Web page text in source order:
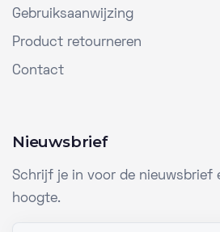
Gebruiksaanwijzing
Product retourneren
Contact
Nieuwsbrief
Schrijf je in voor de nieuwsbrief
hoogte.